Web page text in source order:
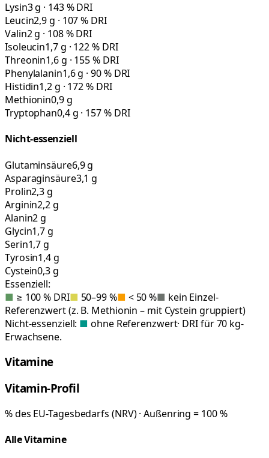
Lysin3 g · 143 % DRI
Leucin2,9 g · 107 % DRI
Valin2 g · 108 % DRI
Isoleucin1,7 g · 122 % DRI
Threonin1,6 g · 155 % DRI
Phenylalanin1,6 g · 90 % DRI
Histidin1,2 g · 172 % DRI
Methionin0,9 g
Tryptophan0,4 g · 157 % DRI
Nicht-essenziell
Glutaminsäure6,9 g
Asparaginsäure3,1 g
Prolin2,3 g
Arginin2,2 g
Alanin2 g
Glycin1,7 g
Serin1,7 g
Tyrosin1,4 g
Cystein0,3 g
Essenziell:
■ ≥ 100 % DRI■ 50–99 %■ < 50 %■ kein Einzel-
Referenzwert (z. B. Methionin – mit Cystein gruppiert)
Nicht-essenziell: ■ ohne Referenzwert· DRI für 70 kg-
Erwachsene.
Vitamine
Vitamin-Profil
% des EU-Tagesbedarfs (NRV) · Außenring = 100 %
Alle Vitamine